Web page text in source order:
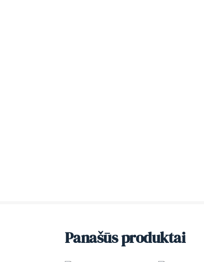
Panašūs produktai